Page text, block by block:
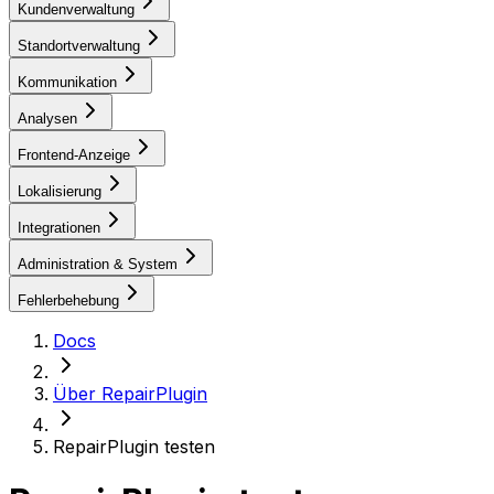
Kundenverwaltung
Standortverwaltung
Kommunikation
Analysen
Frontend-Anzeige
Lokalisierung
Integrationen
Administration & System
Fehlerbehebung
Docs
Über RepairPlugin
RepairPlugin testen